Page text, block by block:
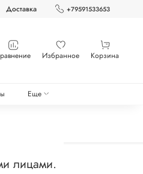
Доставка +79591533653
Избранное Корзина
Еще
лицами.